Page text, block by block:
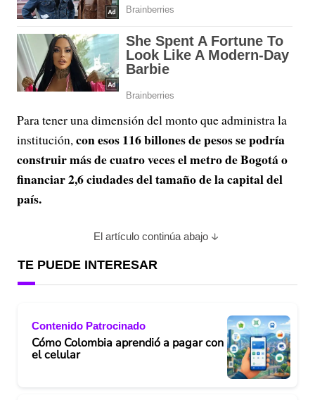
Para tener una dimensión del monto que administra la
institución,con esos 116 billones de pesos se podría
construir más de cuatro veces el metro de Bogotá o
financiar 2,6 ciudades del tamaño de la capital del
país.
El artículo continúa abajo
TE PUEDE INTERESAR
Contenido Patrocinado
Cómo Colombia aprendió a pagar con
el celular